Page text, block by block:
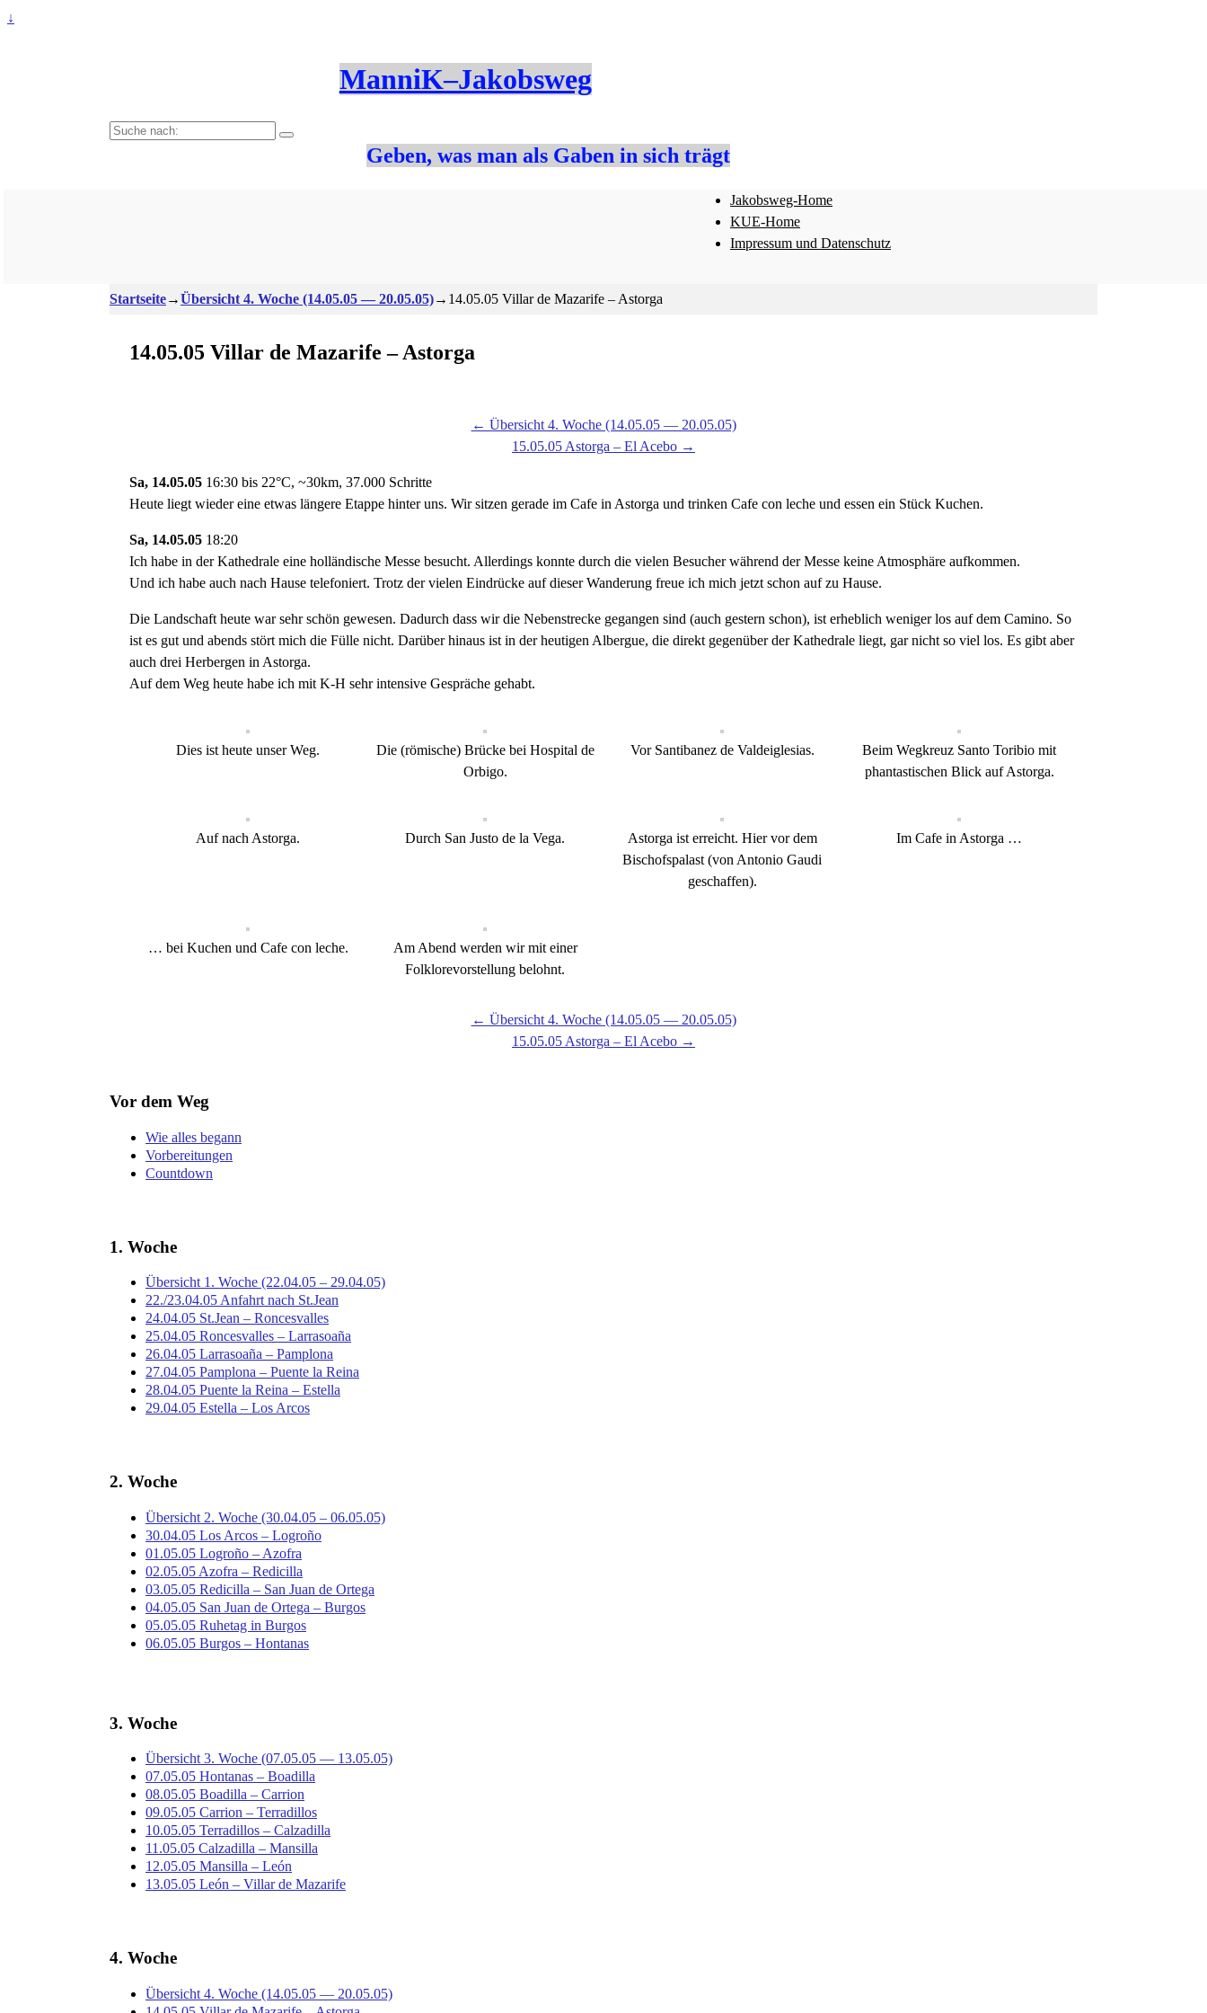
↓
ManniK–Jakobsweg
Suche
Geben, was man als Gaben in sich trägt
Jakobsweg-Home
KUE-Home
Impressum und Datenschutz
Startseite→Übersicht 4. Woche (14.05.05 — 20.05.05)→ 14.05.05 Villar de Mazarife – Astorga
14.05.05 Villar de Mazarife – Astorga
← Übersicht 4. Woche (14.05.05 — 20.05.05)
15.05.05 Astorga – El Acebo →
Sa, 14.05.05 16:30 bis 22°C, ~30km, 37.000 Schritte
Heute liegt wieder eine etwas längere Etappe hinter uns. Wir sitzen gerade im Cafe in Astorga und trinken Cafe con leche und essen ein Stück Kuchen.
Sa, 14.05.05 18:20
Ich habe in der Kathedrale eine holländische Messe besucht. Allerdings konnte durch die vielen Besucher während der Messe keine Atmosphäre aufkommen.
Und ich habe auch nach Hause telefoniert. Trotz der vielen Eindrücke auf dieser Wanderung freue ich mich jetzt schon auf zu Hause.
Die Landschaft heute war sehr schön gewesen. Dadurch dass wir die Nebenstrecke gegangen sind (auch gestern schon), ist erheblich weniger los auf dem Camino. So
ist es gut und abends stört mich die Fülle nicht. Darüber hinaus ist in der heutigen Albergue, die direkt gegenüber der Kathedrale liegt, gar nicht so viel los. Es gibt aber
auch drei Herbergen in Astorga.
Auf dem Weg heute habe ich mit K-H sehr intensive Gespräche gehabt.
Dies ist heute unser Weg.
Die (römische) Brücke bei Hospital de
Orbigo.
Vor Santibanez de Valdeiglesias.
Beim Wegkreuz Santo Toribio mit
phantastischen Blick auf Astorga.
Auf nach Astorga. Durch San Justo de la Vega.
Astorga ist erreicht. Hier vor dem
Bischofspalast (von Antonio Gaudi
geschaffen).
Im Cafe in Astorga …
… bei Kuchen und Cafe con leche.
Am Abend werden wir mit einer
Folklorevorstellung belohnt.
← Übersicht 4. Woche (14.05.05 — 20.05.05)
15.05.05 Astorga – El Acebo →
Vor dem Weg
Wie alles begann
Vorbereitungen
Countdown
1. Woche
Übersicht 1. Woche (22.04.05 – 29.04.05)
22./23.04.05 Anfahrt nach St.Jean
24.04.05 St.Jean – Roncesvalles
25.04.05 Roncesvalles – Larrasoaña
26.04.05 Larrasoaña – Pamplona
27.04.05 Pamplona – Puente la Reina
28.04.05 Puente la Reina – Estella
29.04.05 Estella – Los Arcos
2. Woche
Übersicht 2. Woche (30.04.05 – 06.05.05)
30.04.05 Los Arcos – Logroño
01.05.05 Logroño – Azofra
02.05.05 Azofra – Redicilla
03.05.05 Redicilla – San Juan de Ortega
04.05.05 San Juan de Ortega – Burgos
05.05.05 Ruhetag in Burgos
06.05.05 Burgos – Hontanas
3. Woche
Übersicht 3. Woche (07.05.05 — 13.05.05)
07.05.05 Hontanas – Boadilla
08.05.05 Boadilla – Carrion
09.05.05 Carrion – Terradillos
10.05.05 Terradillos – Calzadilla
11.05.05 Calzadilla – Mansilla
12.05.05 Mansilla – León
13.05.05 León – Villar de Mazarife
4. Woche
Übersicht 4. Woche (14.05.05 — 20.05.05)